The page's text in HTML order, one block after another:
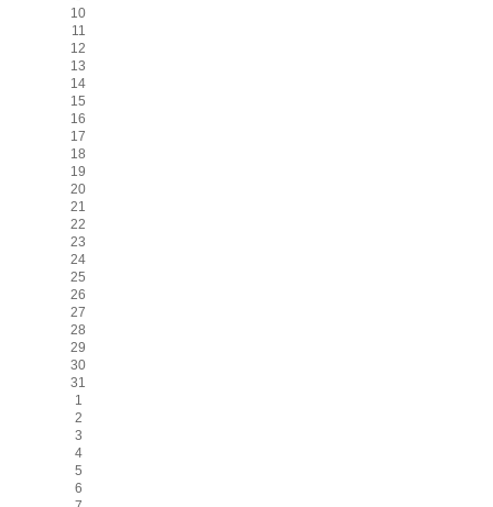
10
11
12
13
14
15
16
17
18
19
20
21
22
23
24
25
26
27
28
29
30
31
1
2
3
4
5
6